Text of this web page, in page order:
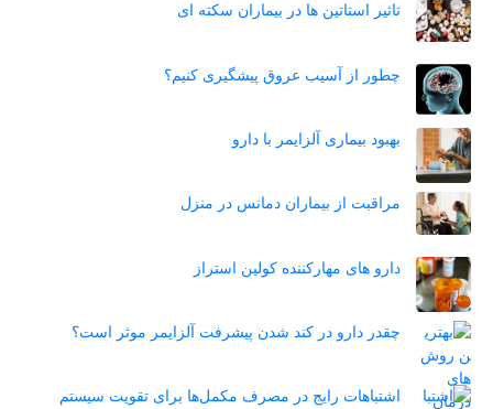
تاثیر استاتین‌ ها در بیماران سکته ای
چطور از آسیب عروق پیشگیری کنیم؟
بهبود بیماری آلزایمر با دارو
مراقبت از بیماران دمانس در منزل
دارو های مهارکننده کولین استراز
چقدر دارو در کند شدن پیشرفت آلزایمر موثر است؟
اشتباهات رایج در مصرف مکمل‌ها برای تقویت سیستم